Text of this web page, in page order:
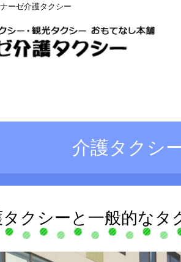
ーゼ介護タクシー
介護タクシ
クシーと一般的なタ